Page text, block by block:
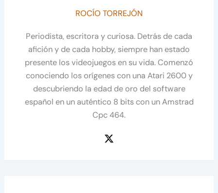
ROCÍO TORREJÓN
Periodista, escritora y curiosa. Detrás de cada
afición y de cada hobby, siempre han estado
presente los videojuegos en su vida. Comenzó
conociendo los orígenes con una Atari 2600 y
descubriendo la edad de oro del software
español en un auténtico 8 bits con un Amstrad
Cpc 464.